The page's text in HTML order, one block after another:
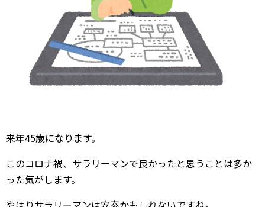
来年45歳になります。
このコロナ禍、サラリーマンで良かったと思うことは多か
った気がします。